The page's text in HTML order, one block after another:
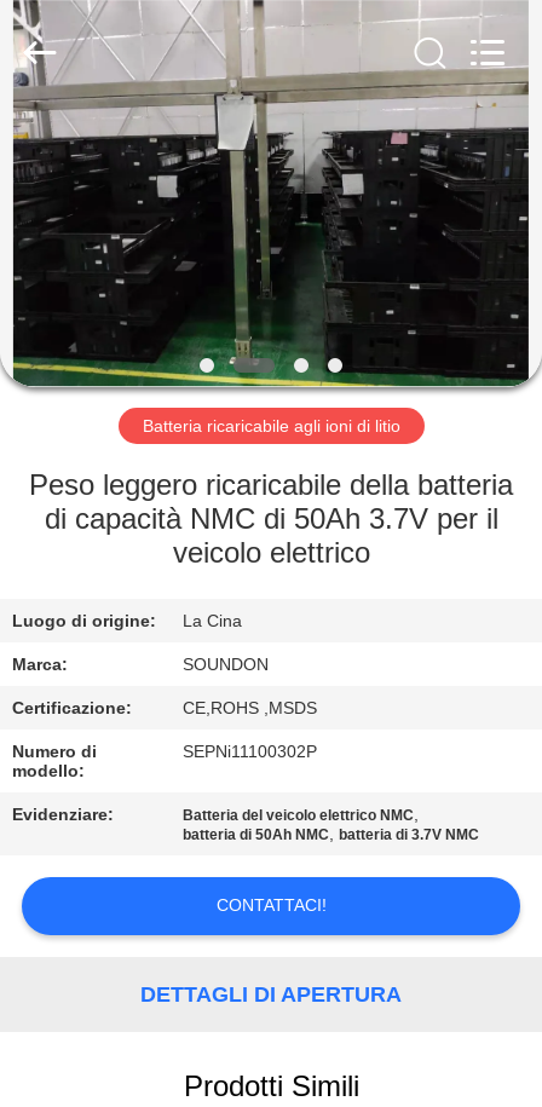
CASA
PRODOTTI
MOSTRA
VR
CIRCA
GIRO
CONTROLLO
DI
QUALITÀ
CONTATTICI
RICHIEDA
UNA
CITAZIONE
2026
Soundon
New
Energy
Technology
Co,.Ltd..
Rights
Reserved.
Batteria ricaricabile agli ioni di litio
Peso leggero ricaricabile della batteria
di capacità NMC di 50Ah 3.7V per il
veicolo elettrico
Luogo di origine: La Cina
Marca: SOUNDON
Certificazione: CE,ROHS ,MSDS
Numero di
modello:
SEPNi11100302P
Evidenziare: Batteria del veicolo elettrico NMC,
batteria di 50Ah NMC,batteria di 3.7V NMC
CONTATTACI!
DETTAGLI DI APERTURA
Prodotti Simili